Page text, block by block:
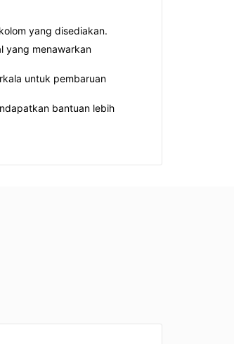
yang disediakan.
yang menawarkan
untuk pembaruan
bantuan lebih